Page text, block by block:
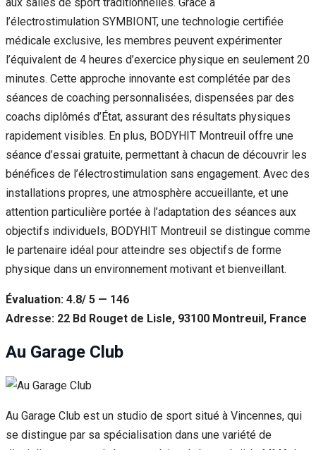
l’électrostimulation SYMBIONT, une technologie certifiée
médicale exclusive, les membres peuvent expérimenter
l’équivalent de 4 heures d’exercice physique en seulement 20
minutes. Cette approche innovante est complétée par des
séances de coaching personnalisées, dispensées par des
coachs diplômés d’État, assurant des résultats physiques
rapidement visibles. En plus, BODYHIT Montreuil offre une
séance d’essai gratuite, permettant à chacun de découvrir les
bénéfices de l’électrostimulation sans engagement. Avec des
installations propres, une atmosphère accueillante, et une
attention particulière portée à l’adaptation des séances aux
objectifs individuels, BODYHIT Montreuil se distingue comme
le partenaire idéal pour atteindre ses objectifs de forme
physique dans un environnement motivant et bienveillant.
Évaluation: 4.8/ 5 — 146
Adresse: 22 Bd Rouget de Lisle, 93100 Montreuil, France
Au Garage Club
Au Garage Club est un studio de sport situé à Vincennes, qui
se distingue par sa spécialisation dans une variété de